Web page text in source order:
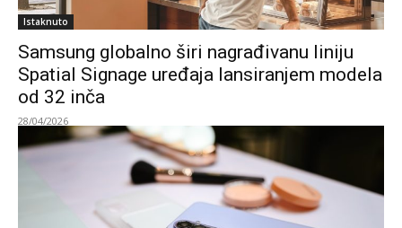
Istaknuto
Samsung globalno širi nagrađivanu liniju
Spatial Signage uređaja lansiranjem modela
od 32 inča
28/04/2026